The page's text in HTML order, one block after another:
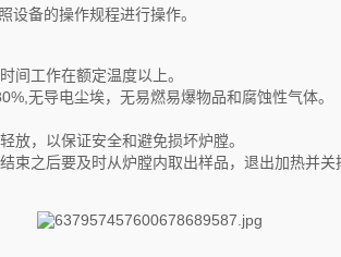
设备的操作规程进行操作。
间工作在额定温度以上。
无导电尘埃，无易燃易爆物品和腐蚀性气体。
放，以保证安全和避免损坏炉膛。
束之后要及时从炉膛内取出样品，退出加热并关